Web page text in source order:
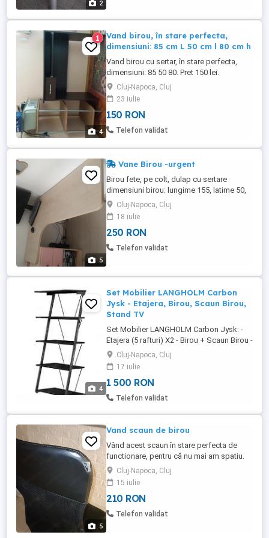
2
4
1
Vand birou, în stare perfecta,
dimensiuni: 85 cm L 50 cm l 80 cm h
Vand birou cu sertar, în stare perfecta,
dimensiuni: 85 50 80. Pret 150 lei.
Cluj-Napoca, Cluj
23 iulie
150 RON
Telefon validat
5
Vane Birou -urgent
Birou fete, pe colt, dulap cu sertare
dimensiuni birou: lungime 155, latime 50,
inaltime 73, reglabila, inaltimme dulap
mare: 133, latime 45 adancime39 dulap
mic: inaltime: 74, latime 45, adâncime 39.
Cluj-Napoca, Cluj
18 iulie
250 RON
Telefon validat
4
Set Mobilier LANGHOLM Carbon
Jysk - Etajera, Birou, Scaun Birou,
Stand TV
Set Mobilier LANGHOLM Carbon Jysk: -
Etajera (5 rafturi) X2 - Birou + Scaun Birou -
Stand TV
Cluj-Napoca, Cluj
17 iulie
1 500 RON
Telefon validat
5
Vand scaun de birou
Vând acest scaun în stare perfecta de
functionare, pentru că nu mai am spatiu.
Este reglabil pe mai multe niveluri de
înălțime, construit și pentru susținerea
spatelui și al gatului. Are un mic defect
care se poate remedia. Preț 210 lei.
Cluj-Napoca, Cluj
15 iulie
210 RON
Telefon validat